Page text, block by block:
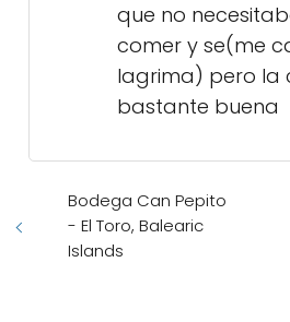
que no
comer y se(me
lagrima) pero la
bastante buena
Bodega Can Pepito
- El Toro, Balearic
Islands